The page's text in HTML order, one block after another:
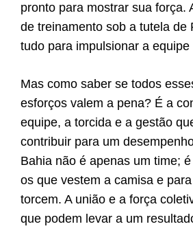
pronto para mostrar sua força.
de treinamento sob a tutela de
tudo para impulsionar a
Mas como saber se todos
esforços valem a pena? É a
equipe, a torcida e a gestão
contribuir para um
Bahia não é apenas um time;
os que vestem a camisa e
torcem. A união e a força
que podem levar a um